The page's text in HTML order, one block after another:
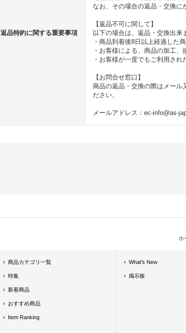
返品特約に関する重要事項
なお、その場合の返品・交換に
【返品不可に関して】
以下の場合は、返品・交換出来
・商品到着後8日以上経過した商
・お客様による、商品の加工、
・お客様が一度でもご利用され
【お問合せ窓口】
商品の返品・交換の際はメール
ださい。
メールアドレス：ec-info@as-
ホ
商品カテゴリ一覧
特集
新着商品
おすすめ商品
Item Ranking
What's New
掲示板